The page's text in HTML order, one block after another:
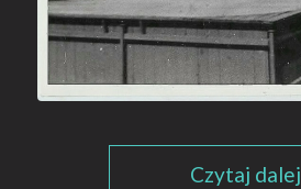
Czytaj dalej